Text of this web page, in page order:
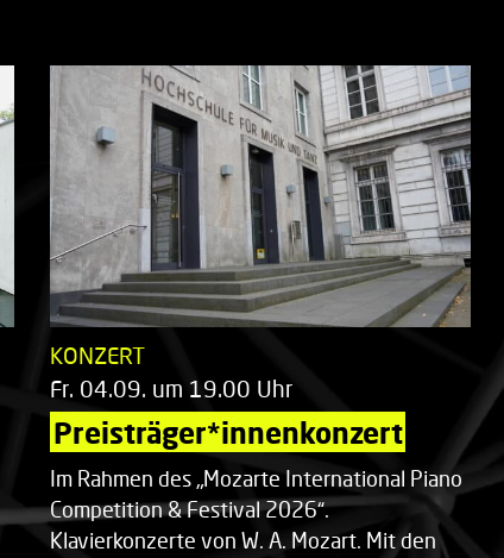
KONZERT
Fr. 04.09. um 19.00 Uhr
Preisträger*innenkonzert
Im Rahmen des „Mozarte International Piano
Competition & Festival 2026“.
Klavierkonzerte von W. A. Mozart. Mit den